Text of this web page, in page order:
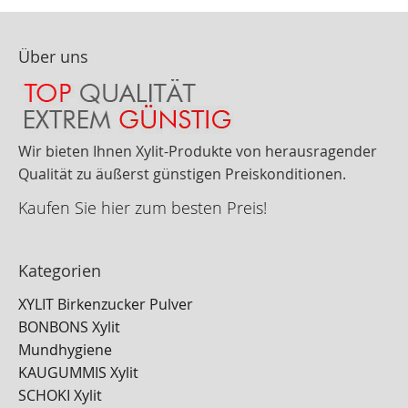
Über uns
Wir bieten Ihnen Xylit-Produkte von herausragender
Qualität zu äußerst günstigen Preiskonditionen.
Kaufen Sie hier zum besten Preis!
Kategorien
XYLIT Birkenzucker Pulver
BONBONS Xylit
Mundhygiene
KAUGUMMIS Xylit
SCHOKI Xylit